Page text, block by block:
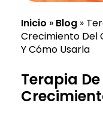
Inicio » Blog »
Crecimiento Del
Y Cómo Usarla
Terapia De